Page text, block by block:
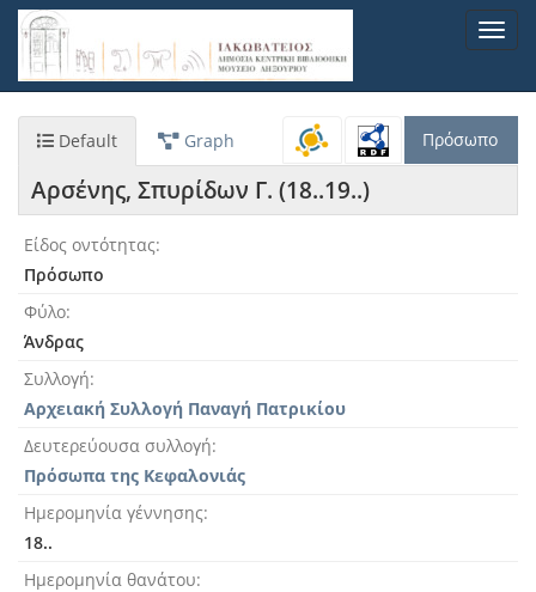
Παράκαμψη
προς
κυρίως
Default Graph Πρόσωπο
Αρσένης, Σπυρίδων Γ. (18..19..)
Είδος οντότητας
Πρόσωπο
Φύλο
Άνδρας
Συλλογή
Αρχειακή Συλλογή Παναγή Πατρικίου
Δευτερεύουσα συλλογή
Πρόσωπα της Κεφαλονιάς
Ημερομηνία γέννησης
18..
Ημερομηνία θανάτου